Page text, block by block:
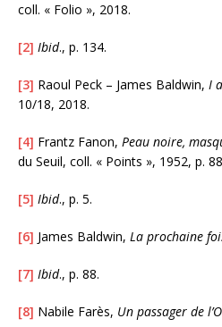
coll. « Folio », 2018.
[2] Ibid., p. 134.
[3] Raoul Peck – James Baldwin, I
10/18, 2018.
[4] Frantz Fanon, Peau noire,
du Seuil, coll. « Points », 1952, p.
[5] Ibid., p. 5.
[6] James Baldwin, La prochaine
[7] Ibid., p. 88.
[8] Nabile Farès, Un passager de